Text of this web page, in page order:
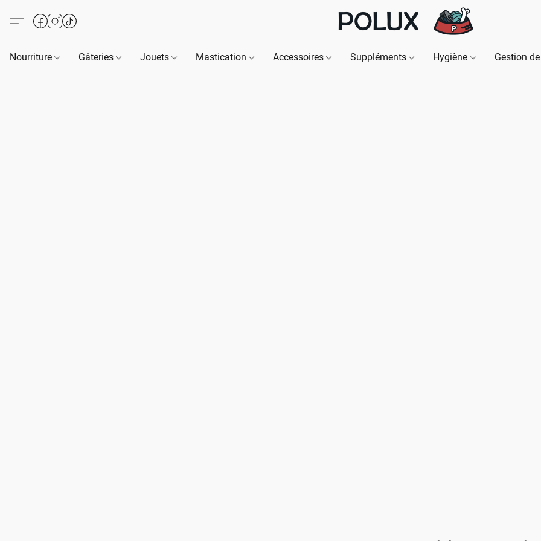
Nourriture Gâteries Jouets Mastication Accessoires Suppléments Hygiène Gestion